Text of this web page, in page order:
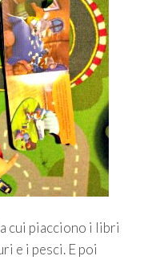
cui piacciono i libri
e i pesci. E poi